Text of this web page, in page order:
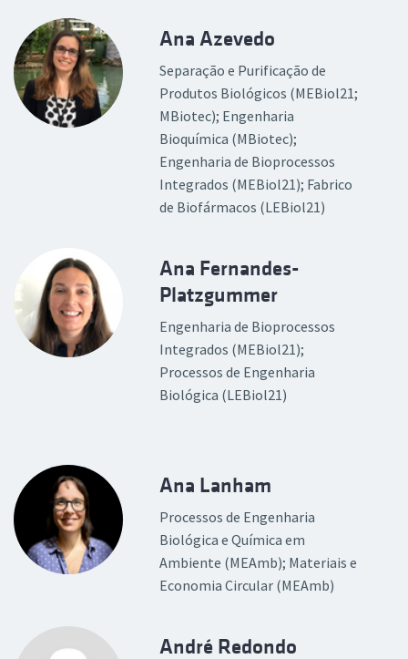
Ana Azevedo
Separação e Purificação de
Produtos Biológicos (MEBiol21;
MBiotec); Engenharia
Bioquímica (MBiotec);
Engenharia de Bioprocessos
Integrados (MEBiol21); Fabrico
de Biofármacos (LEBiol21)
Ana Fernandes-
Platzgummer
Engenharia de Bioprocessos
Integrados (MEBiol21);
Processos de Engenharia
Biológica (LEBiol21)
Ana Lanham
Processos de Engenharia
Biológica e Química em
Ambiente (MEAmb); Materiais e
Economia Circular (MEAmb)
André Redondo